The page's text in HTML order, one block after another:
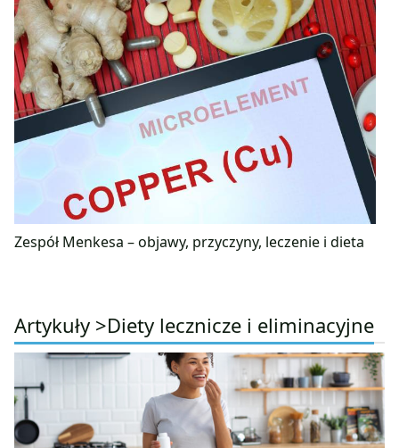
Zespół Menkesa – objawy, przyczyny, leczenie i dieta
Artykuły >Diety lecznicze i eliminacyjne